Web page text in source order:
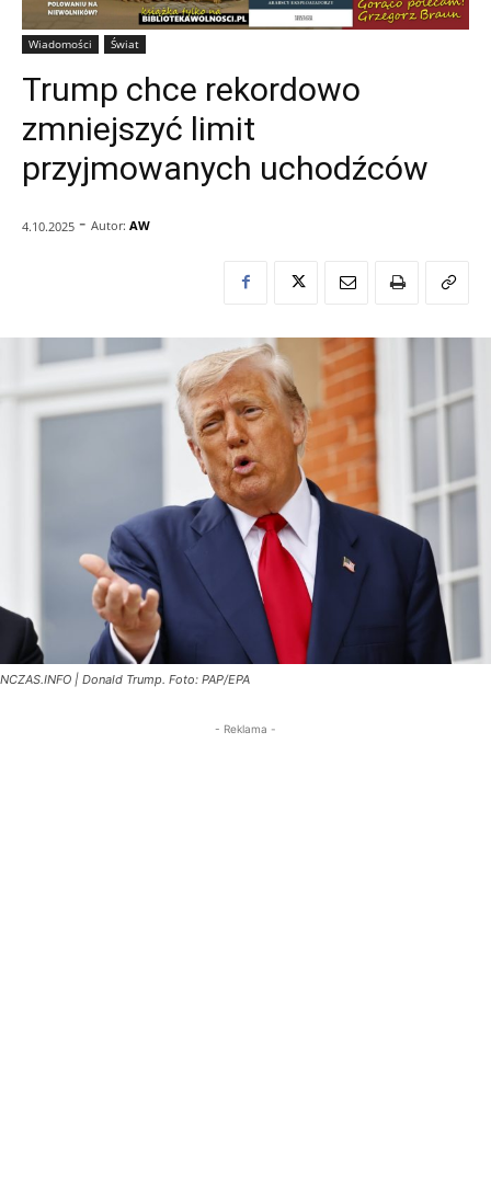
Wiadomości Świat
Trump chce rekordowo
zmniejszyć limit
przyjmowanych uchodźców
4.10.2025 - Autor: AW
NCZAS.INFO | Donald Trump. Foto: PAP/EPA
- Reklama -